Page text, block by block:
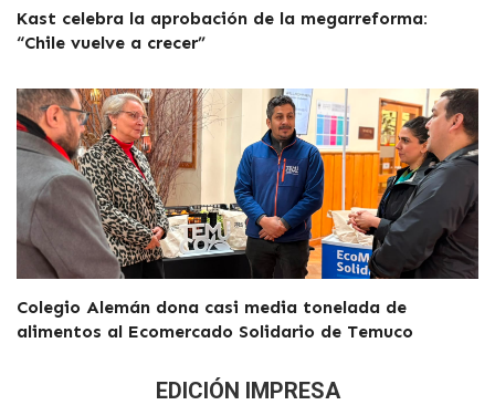
Kast celebra la aprobación de la megarreforma:
“Chile vuelve a crecer”
Colegio Alemán dona casi media tonelada de
alimentos al Ecomercado Solidario de Temuco
EDICIÓN IMPRESA